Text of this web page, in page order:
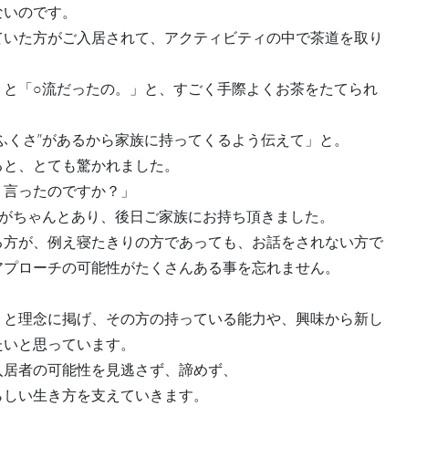
のです。
た方がご入居されて、アクティビティの中で茶道を取り
「○流だったの。」と、すごく手際よくお茶をたてられ
くさ”があるから家族に持ってくるよう伝えて」と。
、とても驚かれました。
ったのですか？」
ちゃんとあり、後日ご家族にお持ち頂きました。
が、例え寝たきりの方であっても、お話をされない方で
ローチの可能性がたくさんある事を忘れません。
理念に掲げ、その方の持っている能力や、興味から新し
と思っています。
者の可能性を見逃さず、諦めず、
い生き方を支えていきます。